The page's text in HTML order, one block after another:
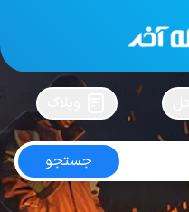
رو بساز !
جستجو
4.3 از5| از102 کاربر